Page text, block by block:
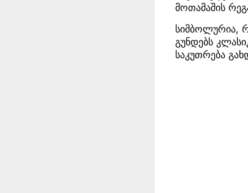
მოთამაშის
სიმბოლურია,
გუნდებს
საკუთრება